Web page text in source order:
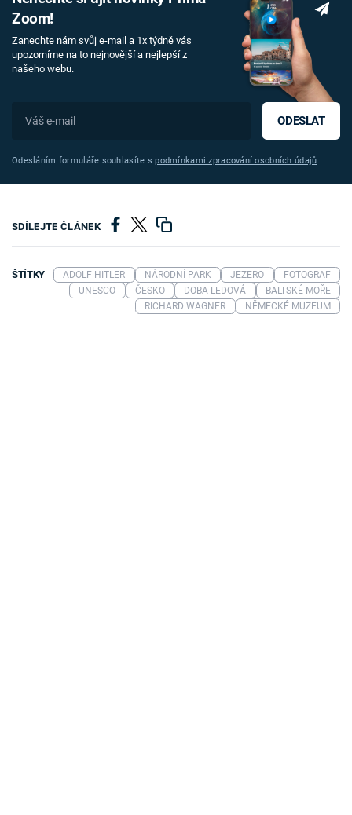
Zoom!
Zanechte nám svůj e-mail a 1x týdně vás
upozorníme na to nejnovější a nejlepší z
našeho webu.
ODESLAT
Odesláním formuláře souhlasíte spodmínkami zpracování osobních údajů
SDÍLEJTE ČLÁNEK
ŠTÍTKY ADOLF HITLER NÁRODNÍ PARK JEZERO
FOTOGRAF
UNESCO
ČESKO DOBA LEDOVÁ
BALTSKÉ MOŘE
RICHARD WAGNER
NĚMECKÉ MUZEUM